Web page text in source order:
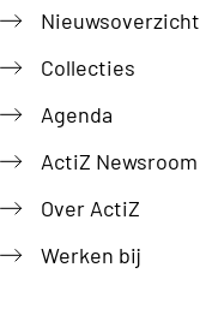
Nieuwsoverzicht
Collecties
Agenda
ActiZ Newsroom
Over ActiZ
Werken bij